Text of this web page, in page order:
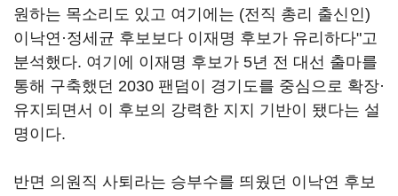
원하는 목소리도 있고 여기에는 (전직 총리 출신인)
이낙연·정세균 후보보다 이재명 후보가 유리하다"고
분석했다. 여기에 이재명 후보가 5년 전 대선 출마를
통해 구축했던 2030 팬덤이 경기도를 중심으로 확장·
유지되면서 이 후보의 강력한 지지 기반이 됐다는 설
명이다.
반면 의원직 사퇴라는 승부수를 띄웠던 이낙연 후보